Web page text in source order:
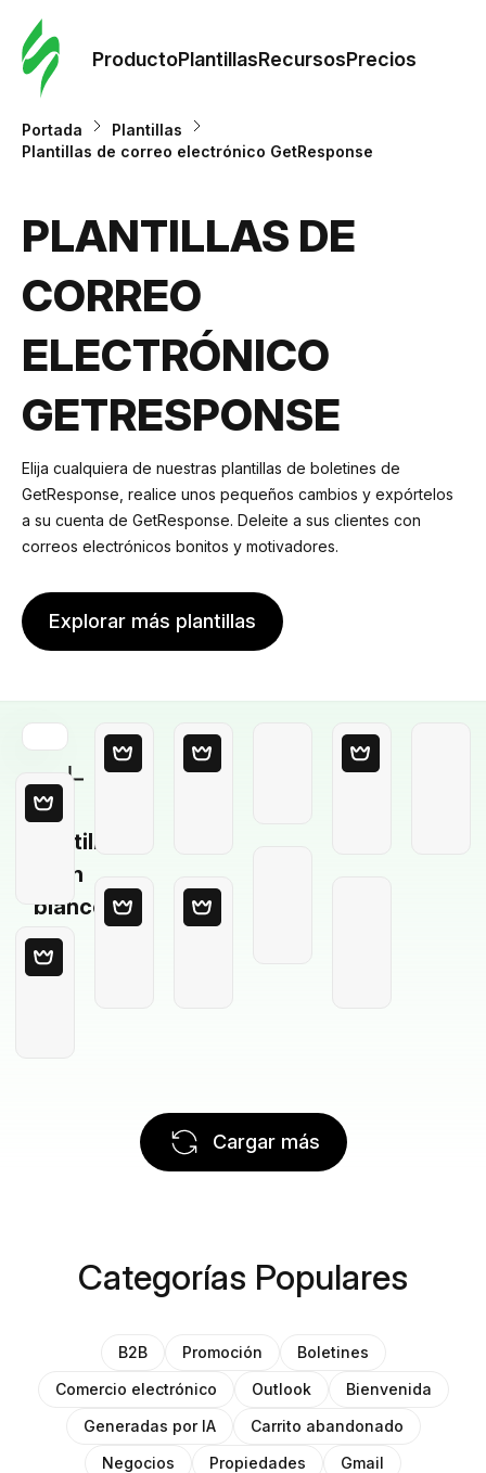
ProductoPlantillasRecursosPrecios
Portada
Plantillas
Plantillas de correo electrónico GetResponse
PLANTILLAS DE
CORREO
ELECTRÓNICO
GETRESPONSE
Elija cualquiera de nuestras plantillas de boletines de
GetResponse, realice unos pequeños cambios y expórtelos
a su cuenta de GetResponse. Deleite a sus clientes con
correos electrónicos bonitos y motivadores.
Explorar más plantillas
Plantilla
en
blanco
Cargar más
Categorías Populares
B2B Promoción
Boletines
Comercio electrónico
Outlook
Bienvenida
Generadas por IA
Carrito abandonado
Negocios
Propiedades Gmail